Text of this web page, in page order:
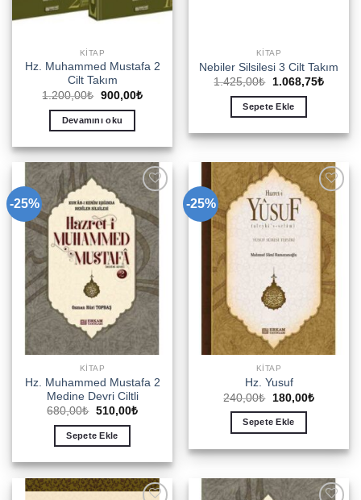
KITAP
Hz. Muhammed Mustafa 2
Cilt Takım
1.200,00₺ Orijinal
fiyat:
1.200,00₺.
900,00₺Şu
Devamını oku
KITAP
Nebiler Silsilesi 3 Cilt Takım
1.425,00₺
Orijinal
1.425,00₺.
1.068,75₺Şu
Sepete Ekle
-25%
Add to
wishlist
KITAP
Hz. Muhammed Mustafa 2
Medine Devri Ciltli
680,00₺ Orijinal
680,00₺.
510,00₺Şu
Sepete Ekle
-25%
Add to
wishlist
KITAP
Hz. Yusuf
240,00₺
Orijinal
fiyat:
240,00₺.
180,00₺Şu
Sepete Ekle